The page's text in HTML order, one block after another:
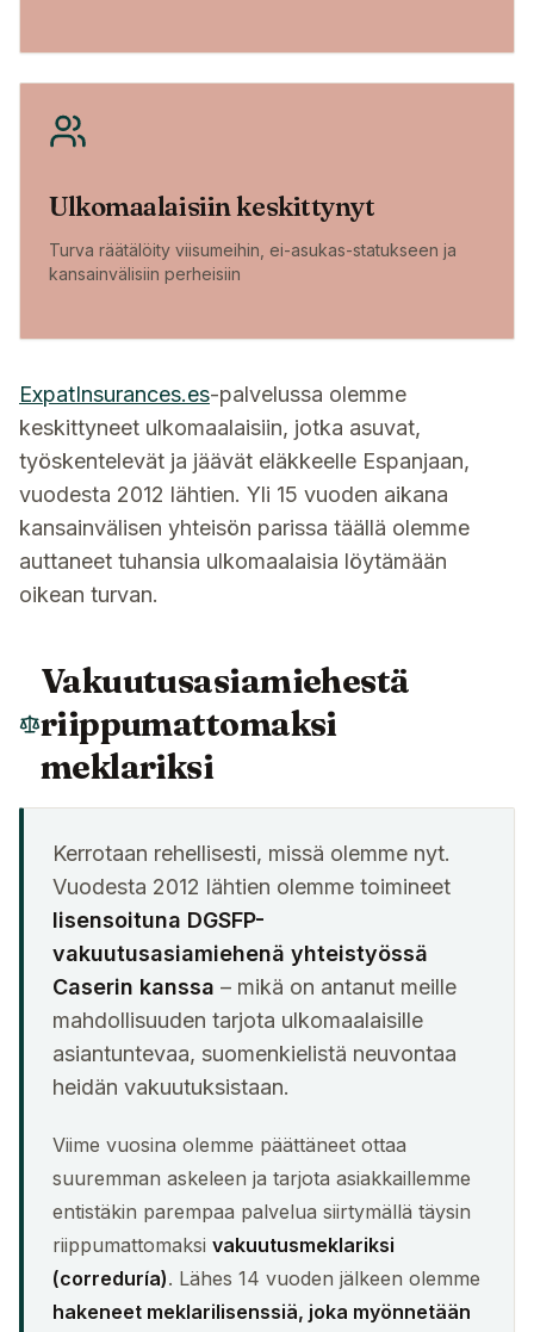
Ulkomaalaisiin keskittynyt
Turva räätälöity viisumeihin, ei-asukas-statukseen ja
kansainvälisiin perheisiin
ExpatInsurances.es-palvelussa olemme
keskittyneet ulkomaalaisiin, jotka asuvat,
työskentelevät ja jäävät eläkkeelle Espanjaan,
vuodesta 2012 lähtien. Yli 15 vuoden aikana
kansainvälisen yhteisön parissa täällä olemme
auttaneet tuhansia ulkomaalaisia löytämään
oikean turvan.
Vakuutusasiamiehestä
riippumattomaksi
meklariksi
Kerrotaan rehellisesti, missä olemme nyt.
Vuodesta 2012 lähtien olemme toimineet
lisensoituna DGSFP-
vakuutusasiamiehenä yhteistyössä
Caserin kanssa – mikä on antanut meille
mahdollisuuden tarjota ulkomaalaisille
asiantuntevaa, suomenkielistä neuvontaa
heidän vakuutuksistaan.
Viime vuosina olemme päättäneet ottaa
suuremman askeleen ja tarjota asiakkaillemme
entistäkin parempaa palvelua siirtymällä täysin
riippumattomaksi vakuutusmeklariksi
(correduría). Lähes 14 vuoden jälkeen olemme
hakeneet meklarilisenssiä, joka myönnetään